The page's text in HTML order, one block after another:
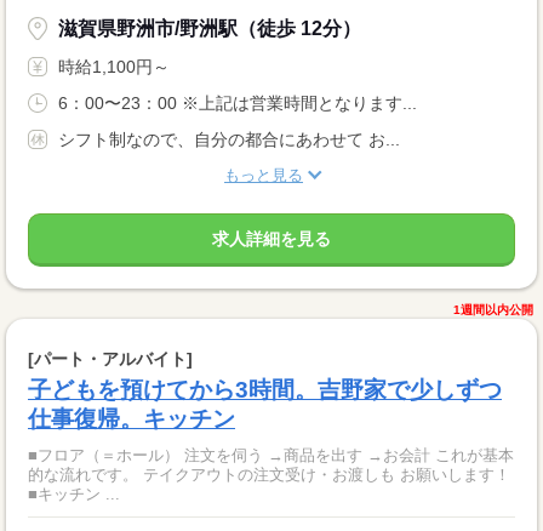
滋賀県野洲市/野洲駅（徒歩 12分）
時給1,100円～
6：00〜23：00 ※上記は営業時間となります...
シフト制なので、自分の都合にあわせて お...
もっと見る
求人詳細を見る
1週間以内公開
[パート・アルバイト]
子どもを預けてから3時間。吉野家で少しずつ
仕事復帰。キッチン
■フロア（＝ホール） 注文を伺う →商品を出す →お会計 これが基本
的な流れです。 テイクアウトの注文受け・お渡しも お願いします！
■キッチン ...